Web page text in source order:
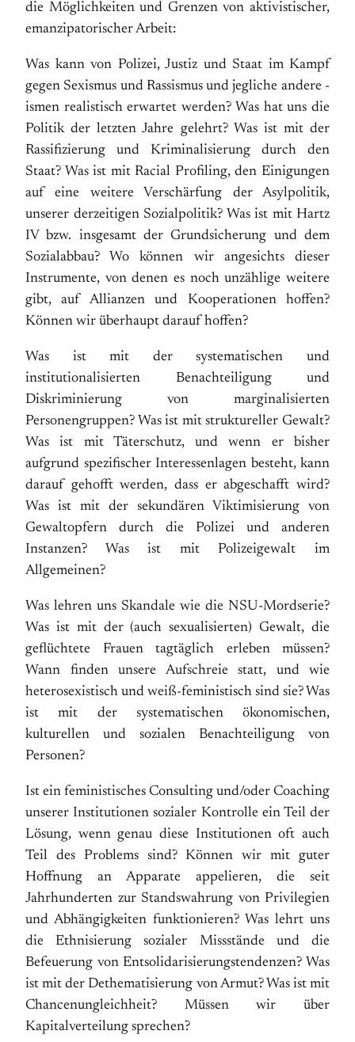
die Möglichkeiten und Grenzen von aktivistischer,
emanzipatorischer Arbeit:
Was kann von Polizei, Justiz und Staat im Kampf
gegen Sexismus und Rassismus und jegliche andere -
ismen realistisch erwartet werden? Was hat uns die
Politik der letzten Jahre gelehrt? Was ist mit der
Rassifizierung und Kriminalisierung durch den
Staat? Was ist mit Racial Profiling, den Einigungen
auf eine weitere Verschärfung der Asylpolitik,
unserer derzeitigen Sozialpolitik? Was ist mit Hartz
IV bzw. insgesamt der Grundsicherung und dem
Sozialabbau? Wo können wir angesichts dieser
Instrumente, von denen es noch unzählige weitere
gibt, auf Allianzen und Kooperationen hoffen?
Können wir überhaupt darauf hoffen?
Was ist mit der systematischen und
institutionalisierten Benachteiligung und
Diskriminierung von marginalisierten
Personengruppen? Was ist mit struktureller Gewalt?
Was ist mit Täterschutz, und wenn er bisher
aufgrund spezifischer Interessenlagen besteht, kann
darauf gehofft werden, dass er abgeschafft wird?
Was ist mit der sekundären Viktimisierung von
Gewaltopfern durch die Polizei und anderen
Instanzen? Was ist mit Polizeigewalt im
Allgemeinen?
Was lehren uns Skandale wie die NSU-Mordserie?
Was ist mit der (auch sexualisierten) Gewalt, die
geflüchtete Frauen tagtäglich erleben müssen?
Wann finden unsere Aufschreie statt, und wie
heterosexistisch und weiß-feministisch sind sie? Was
ist mit der systematischen ökonomischen,
kulturellen und sozialen Benachteiligung von
Personen?
Ist ein feministisches Consulting und/oder Coaching
unserer Institutionen sozialer Kontrolle ein Teil der
Lösung, wenn genau diese Institutionen oft auch
Teil des Problems sind? Können wir mit guter
Hoffnung an Apparate appelieren, die seit
Jahrhunderten zur Standswahrung von Privilegien
und Abhängigkeiten funktionieren? Was lehrt uns
die Ethnisierung sozialer Missstände und die
Befeuerung von Entsolidarisierungstendenzen? Was
ist mit der Dethematisierung von Armut? Was ist mit
Chancenungleichheit? Müssen wir über
Kapitalverteilung sprechen?